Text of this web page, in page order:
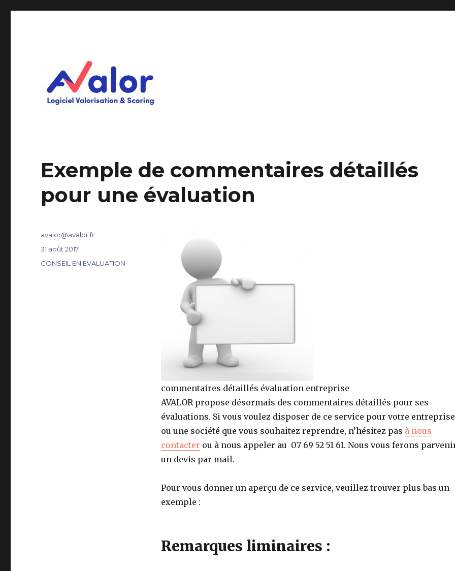
Exemple de commentaires détaillés
pour une évaluation
commentaires détaillés évaluation entreprise
AVALOR propose désormais des commentaires détaillés pour ses
évaluations. Si vous voulez disposer de ce service pour votre entreprise
ou une société que vous souhaitez reprendre, n’hésitez pas à nous
contacter ou à nous appeler au 07 69 52 51 61. Nous vous ferons
un devis par mail.
Pour vous donner un aperçu de ce service, veuillez trouver plus bas un
exemple :
Remarques liminaires :
Auteur
avalor@avalor.fr
Publié
31 août 2017
Catégories
CONSEIL EN EVALUATION